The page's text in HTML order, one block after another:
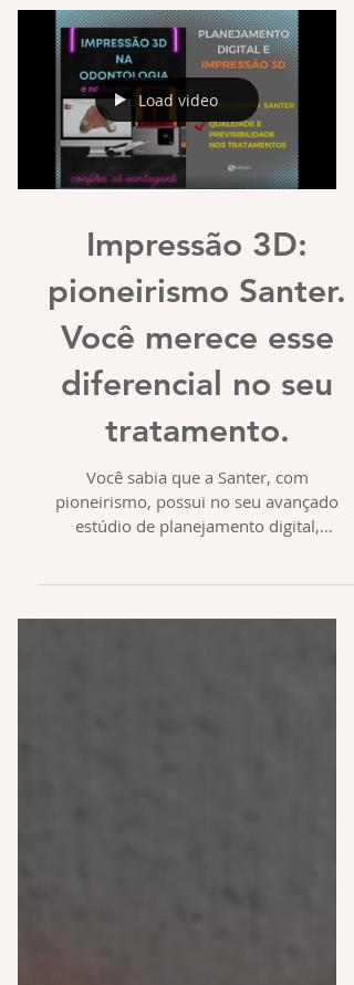
Load video
Impressão 3D:
pioneirismo Santer.
Você merece esse
diferencial no seu
tratamento.
Você sabia que a Santer, com
pioneirismo, possui no seu avançado
estúdio de planejamento digital,